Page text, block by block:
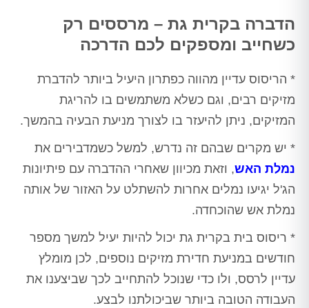
הדברה בקרית גת – מרססים רק
כשחייב ומספקים לכם הדרכה
* הריסוס עדיין מהווה כפתרון היעיל ביותר להדברת
מזיקים רבים, וגם כשלא משתמשים בו להריגת
המזיקים, ניתן להיעזר בו לצורך מניעת הבעיה בהמשך.
* יש מקרים שבהם זה נדרש, למשל כשמדבירים את
נמלת האש, וזאת מכיוון שאחרי ההדברה עם פיתיונות
הג'ל יגיעו נמלים אחרות להשתלט על האזור של אותה
נמלת אש שהוכחדה.
* ריסוס בית בקרית גת יכול להיות יעיל למשך מספר
חודשים במניעת חדירת מזיקים נוספים, לכן מומלץ
עדיין לרסס, ולו כדי שנוכל להתחייב לכך שביצענו את
העבודה הטובה ביותר שביכולתנו לבצע.